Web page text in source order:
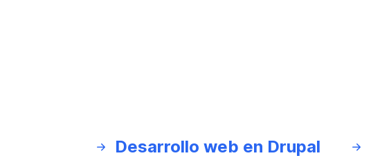
Desarrollo web en Drupal